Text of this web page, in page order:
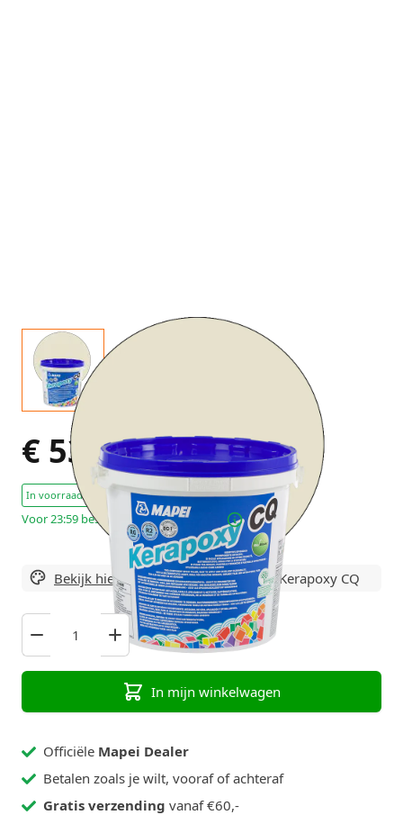
€ 53,79 Excl. BTW
In voorraad : 3 Stuks
Voor 23:59 besteld, maandag in huis!
Bekijk hier alle variantenvan Mapei Kerapoxy CQ
In mijn winkelwagen
Officiële Mapei Dealer
Betalen zoals je wilt, vooraf of achteraf
Gratis verzending vanaf €60,-